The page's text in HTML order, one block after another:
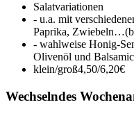
Salatvariationen
- u.a. mit
Paprika,
- wahlweise Honig-
Olivenöl und
klein/groß4,50/6,20€
Wechselndes